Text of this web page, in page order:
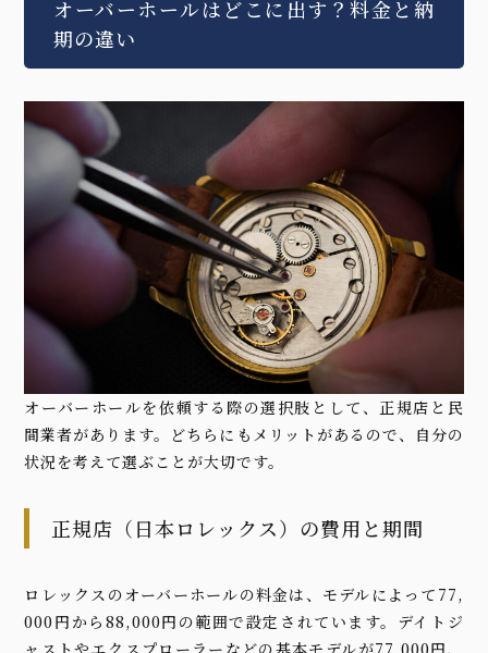
オーバーホールはどこに出す？料金と納
期の違い
オーバーホールを依頼する際の選択肢として、正規店と民
間業者があります。どちらにもメリットがあるので、自分の
状況を考えて選ぶことが大切です。
正規店（日本ロレックス）の費用と期間
ロレックスのオーバーホールの料金は、モデルによって77,
000円から88,000円の範囲で設定されています。デイトジ
ャストやエクスプローラーなどの基本モデルが77,000円、